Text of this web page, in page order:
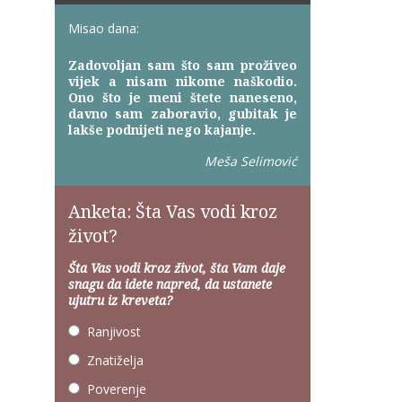
Misao dana:
Zadovoljan sam što sam proživeo
vijek a nisam nikome naškodio.
Ono što je meni štete naneseno,
davno sam zaboravio, gubitak je
lakše podnijeti nego kajanje.
Meša Selimović
Anketa: Šta Vas vodi kroz
život?
Šta Vas vodi kroz život, šta Vam daje
snagu da idete napred, da ustanete
ujutru iz kreveta?
Ranjivost
Znatiželja
Poverenje